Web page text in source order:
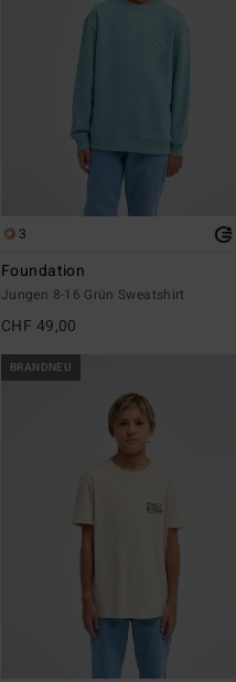
3
Foundation
Jungen 8-16 Grün Sweatshirt
CHF 49,00
BRANDNEU